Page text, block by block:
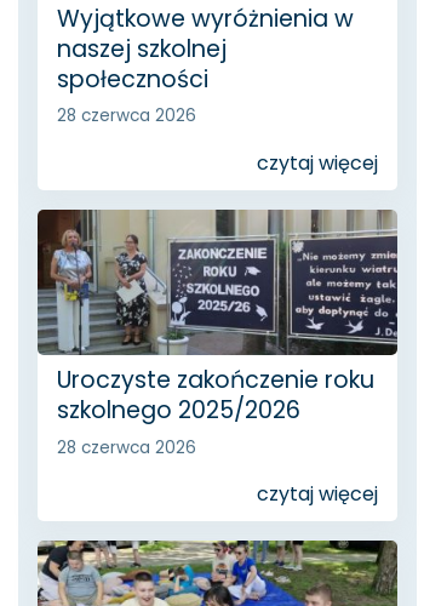
Wyjątkowe wyróżnienia w
naszej szkolnej
społeczności
28 czerwca 2026
czytaj więcej
Uroczyste zakończenie roku
szkolnego 2025/2026
28 czerwca 2026
czytaj więcej